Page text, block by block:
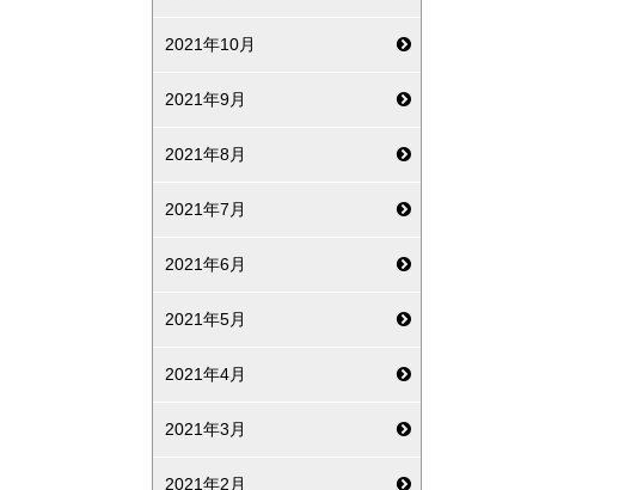
2021年10月
2021年9月
2021年8月
2021年7月
2021年6月
2021年5月
2021年4月
2021年3月
2021年2月